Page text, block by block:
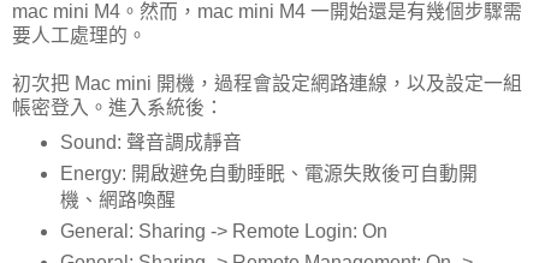
mac mini M4。然而，mac mini M4 一開始還是有幾個步驟需
要人工處理的。
初次把 Mac mini 開機，過程會設定網路連線，以及設定一組
帳密登入。進入系統後：
Sound: 聲音調成靜音
Energy: 開啟避免自動睡眠、電源失敗後可自動開
機、網路喚醒
General: Sharing -> Remote Login: On